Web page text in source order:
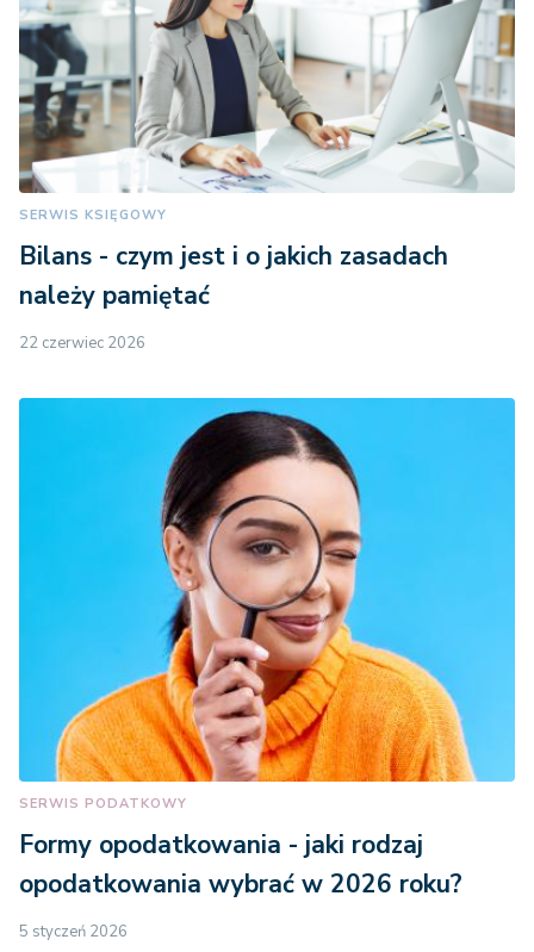
SERWIS KSIĘGOWY
Bilans - czym jest i o jakich zasadach
należy pamiętać
22 czerwiec 2026
SERWIS PODATKOWY
Formy opodatkowania - jaki rodzaj
opodatkowania wybrać w 2026 roku?
5 styczeń 2026